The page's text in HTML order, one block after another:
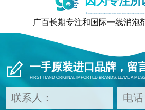
广百长期专注和国际一线消泡
一手原装进口品牌，留
FIRST-HAND ORIGINAL IMPORTED BRANDS, LEAVE A